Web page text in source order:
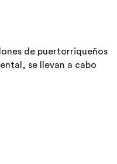
de puertorriqueños
se llevan a cabo